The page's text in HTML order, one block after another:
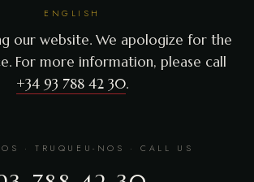
ENGLISH
our website. We apologize for the
For more information, please call
+34 93 788 42 30.
· TRUQUEU-NOS · CALL US